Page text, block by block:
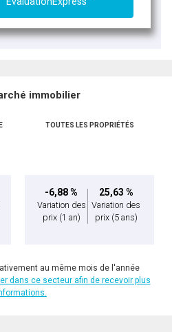
immobilier
TOUTES LES PROPRIÉTÉS
-6,88 %
Variation des
prix (1 an)
25,63 %
Variation des
prix (5 ans)
au même mois de l'année
dans ce secteur afin de recevoir plus